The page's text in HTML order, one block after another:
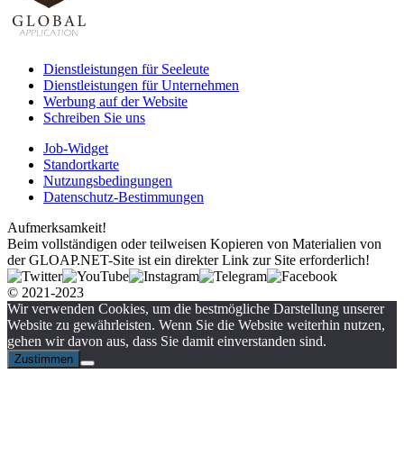
Dienstleistungen für Seeleute
Dienstleistungen für Unternehmen
Werbung auf der Website
Schreiben Sie uns
Job-Widget
Standortkarte
Nutzungsbedingungen
Datenschutz-Bestimmungen
Aufmerksamkeit!
Beim vollständigen oder teilweisen Kopieren von Materialien von
der GLOAP.NET-Site ist ein direkter Link zur Site erforderlich!
© 2021-2023
Wir verwenden Cookies, um die bestmögliche Darstellung unserer
Website zu gewährleisten. Wenn Sie die Website weiterhin nutzen,
gehen wir davon aus, dass Sie damit einverstanden sind.
Zustimmen